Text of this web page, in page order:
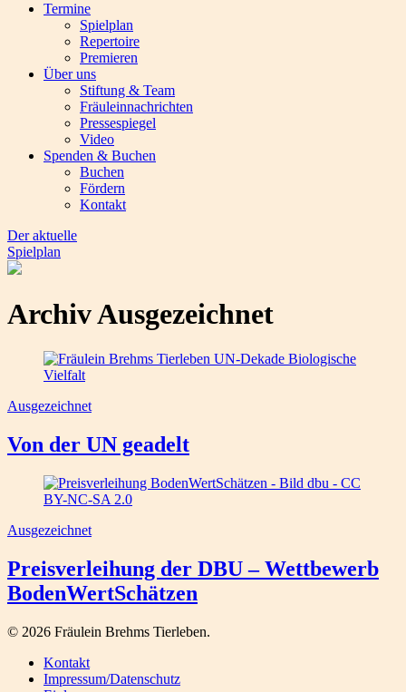
Termine
Spielplan
Repertoire
Premieren
Über uns
Stiftung & Team
Fräuleinnachrichten
Pressespiegel
Video
Spenden & Buchen
Buchen
Fördern
Kontakt
Der aktuelle
Spielplan
Archiv Ausgezeichnet
Ausgezeichnet
Von der UN geadelt
Ausgezeichnet
Preisverleihung der DBU – Wettbewerb
BodenWertSchätzen
© 2026 Fräulein Brehms Tierleben.
Kontakt
Impressum/Datenschutz